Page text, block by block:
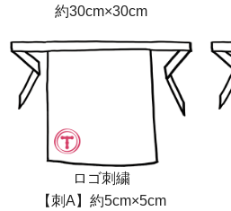
約30cm×30cm
ロゴ刺繍
【刺A】約5cm×5cm